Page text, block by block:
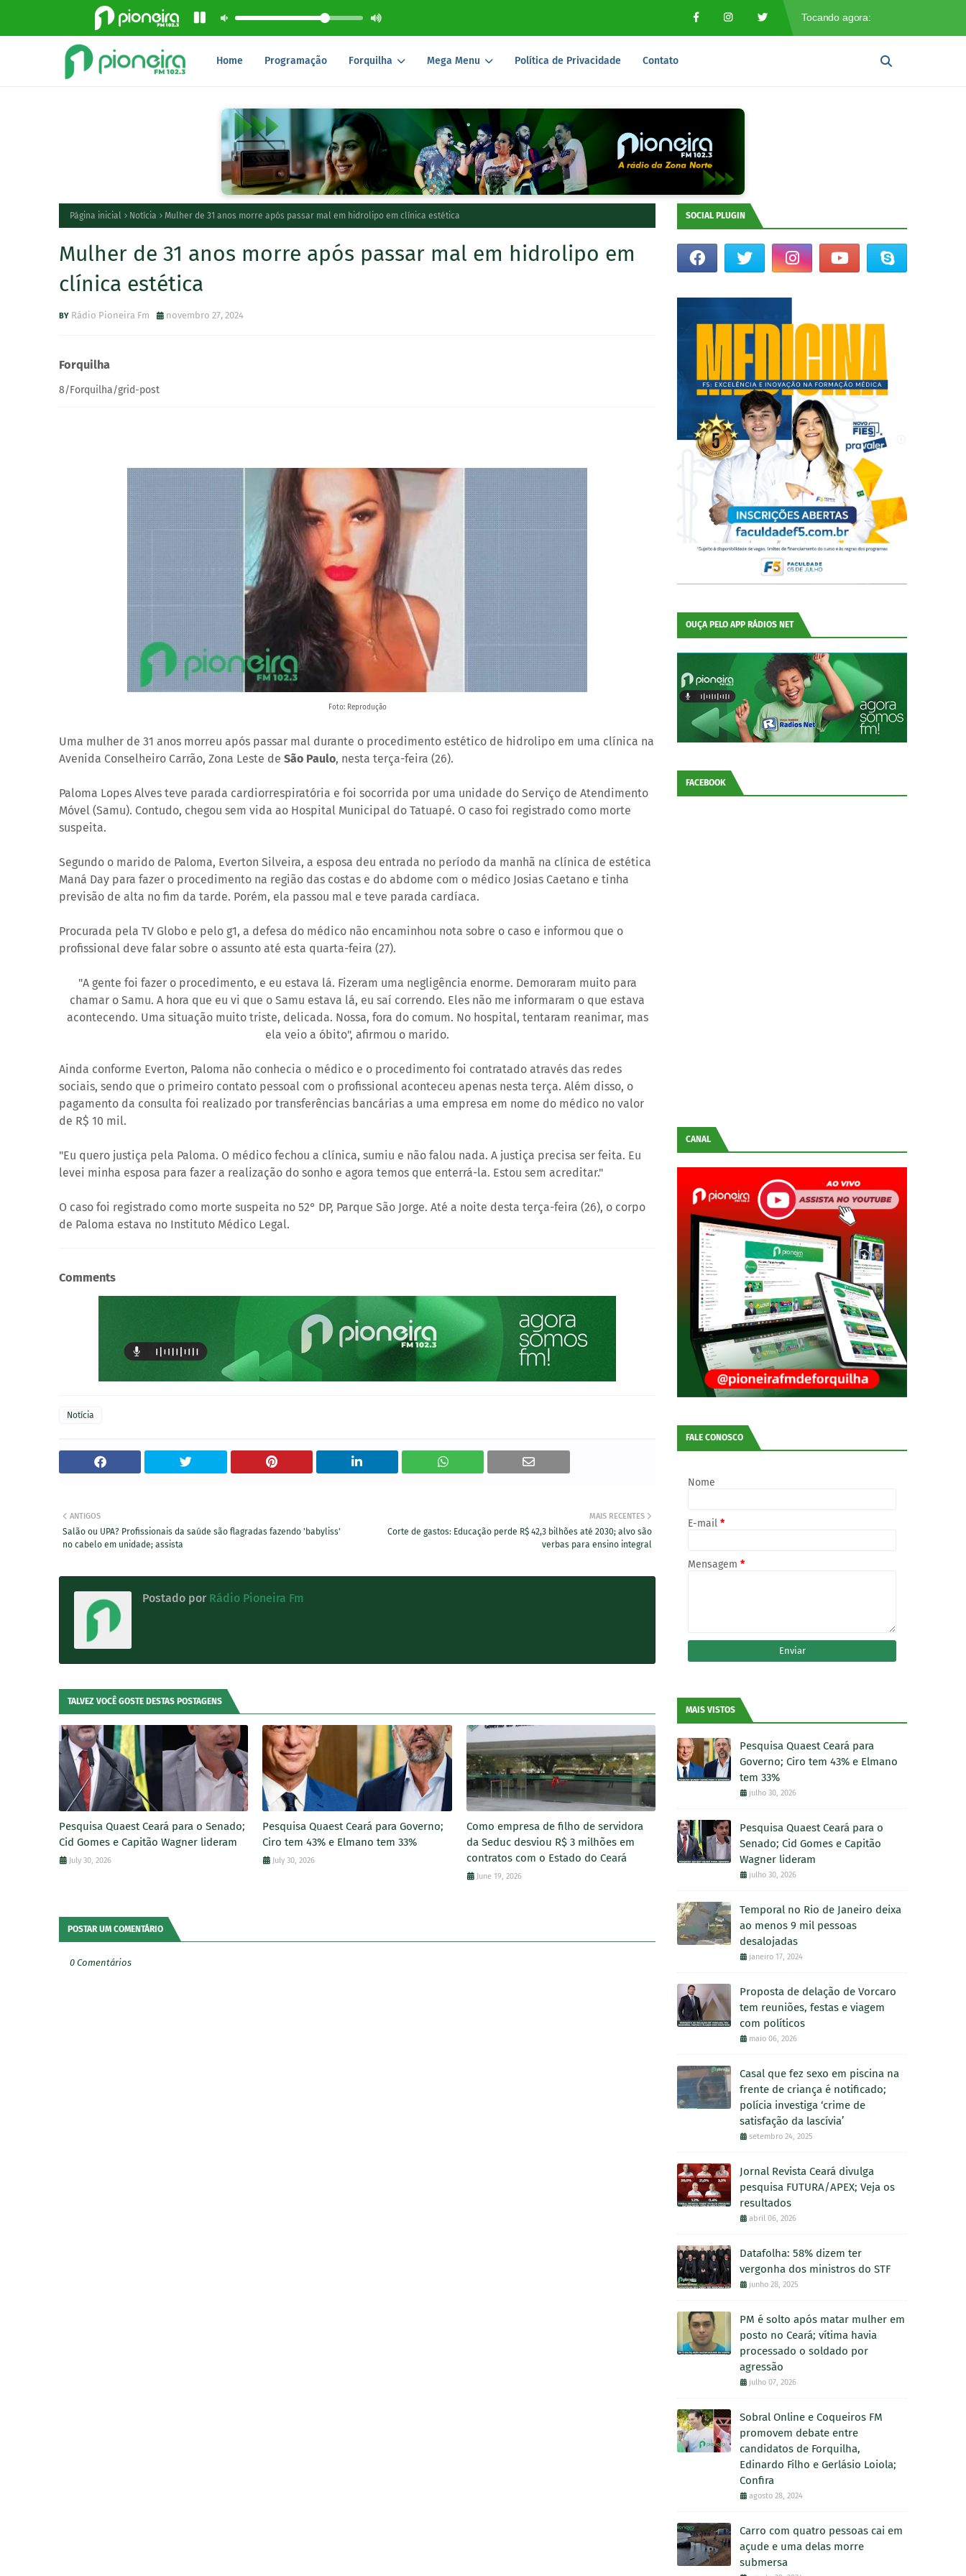
Home Programação Forquilha Mega Menu Política de Privacidade Contato
Página inicial Notícia Mulher de 31 anos morre após passar mal em hidrolipo em clínica estética
Mulher de 31 anos morre após passar mal em hidrolipo em
clínica estética
Rádio Pioneira Fm novembro 27, 2024
Forquilha
8/Forquilha/grid-post
Foto: Reprodução
Uma mulher de 31 anos morreu após passar mal durante o procedimento estético de hidrolipo em uma clínica na
Avenida Conselheiro Carrão, Zona Leste de São Paulo, nesta terça-feira (26).
Paloma Lopes Alves teve parada cardiorrespiratória e foi socorrida por uma unidade do Serviço de Atendimento
Móvel (Samu). Contudo, chegou sem vida ao Hospital Municipal do Tatuapé. O caso foi registrado como morte
suspeita.
Segundo o marido de Paloma, Everton Silveira, a esposa deu entrada no período da manhã na clínica de estética
Maná Day para fazer o procedimento na região das costas e do abdome com o médico Josias Caetano e tinha
previsão de alta no fim da tarde. Porém, ela passou mal e teve parada cardíaca.
Procurada pela TV Globo e pelo g1, a defesa do médico não encaminhou nota sobre o caso e informou que o
profissional deve falar sobre o assunto até esta quarta-feira (27).
"A gente foi fazer o procedimento, e eu estava lá. Fizeram uma negligência enorme. Demoraram muito para
chamar o Samu. A hora que eu vi que o Samu estava lá, eu saí correndo. Eles não me informaram o que estava
acontecendo. Uma situação muito triste, delicada. Nossa, fora do comum. No hospital, tentaram reanimar, mas
ela veio a óbito", afirmou o marido.
Ainda conforme Everton, Paloma não conhecia o médico e o procedimento foi contratado através das redes
sociais, sendo que o primeiro contato pessoal com o profissional aconteceu apenas nesta terça. Além disso, o
pagamento da consulta foi realizado por transferências bancárias a uma empresa em nome do médico no valor
de R$ 10 mil.
"Eu quero justiça pela Paloma. O médico fechou a clínica, sumiu e não falou nada. A justiça precisa ser feita. Eu
levei minha esposa para fazer a realização do sonho e agora temos que enterrá-la. Estou sem acreditar."
O caso foi registrado como morte suspeita no 52° DP, Parque São Jorge. Até a noite desta terça-feira (26), o corpo
de Paloma estava no Instituto Médico Legal.
Comments
Notícia
MAIS RECENTES
Corte de gastos: Educação perde R$ 42,3 bilhões até 2030; alvo são
verbas para ensino integral
ANTIGOS
Salão ou UPA? Profissionais da saúde são flagradas fazendo 'babyliss'
no cabelo em unidade; assista
Postado por Rádio Pioneira Fm
TALVEZ VOCÊ GOSTE DESTAS POSTAGENS
Pesquisa Quaest Ceará para o Senado;
Cid Gomes e Capitão Wagner lideram
July 30, 2026
Pesquisa Quaest Ceará para Governo;
Ciro tem 43% e Elmano tem 33%
July 30, 2026
Como empresa de filho de servidora
da Seduc desviou R$ 3 milhões em
contratos com o Estado do Ceará
June 19, 2026
POSTAR UM COMENTÁRIO
0 Comentários
SOCIAL PLUGIN
OUÇA PELO APP RÁDIOS NET
FACEBOOK
CANAL
FALE CONOSCO
Nome
E-mail *
Mensagem *
MAIS VISTOS
Pesquisa Quaest Ceará para
Governo; Ciro tem 43% e Elmano
tem 33%
julho 30, 2026
Pesquisa Quaest Ceará para o
Senado; Cid Gomes e Capitão
Wagner lideram
julho 30, 2026
Temporal no Rio de Janeiro deixa
ao menos 9 mil pessoas
desalojadas
janeiro 17, 2024
Proposta de delação de Vorcaro
tem reuniões, festas e viagem
com políticos
maio 06, 2026
Casal que fez sexo em piscina na
frente de criança é notificado;
polícia investiga ‘crime de
satisfação da lascívia’
setembro 24, 2025
Jornal Revista Ceará divulga
pesquisa FUTURA/APEX; Veja os
resultados
abril 06, 2026
Datafolha: 58% dizem ter
vergonha dos ministros do STF
junho 28, 2025
PM é solto após matar mulher em
posto no Ceará; vítima havia
processado o soldado por
agressão
julho 07, 2026
Sobral Online e Coqueiros FM
promovem debate entre
candidatos de Forquilha,
Edinardo Filho e Gerlásio Loiola;
Confira
agosto 28, 2024
Carro com quatro pessoas cai em
açude e uma delas morre
submersa